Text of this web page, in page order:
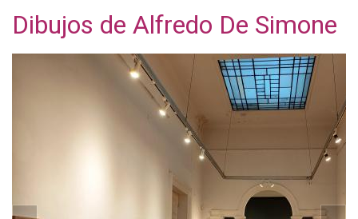
Dibujos de Alfredo De Simone
a